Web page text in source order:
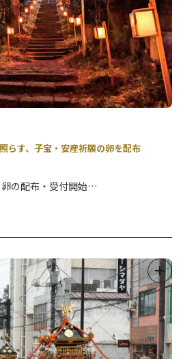
四街道が交わることで人と同時に、
所です。
ように「朝市」や「六斎市」と呼ばれ
されていたことから、「今市」という
ています。
らす、子宝・安産祈願の卵を配布
の配布・受付開始
民館等の駐車場を利用可）
は十分ご注意ください。（懐中電灯等
）
られている岩崎観世音は、別名「鶴の
当日はたくさんの行灯が参道を照らし